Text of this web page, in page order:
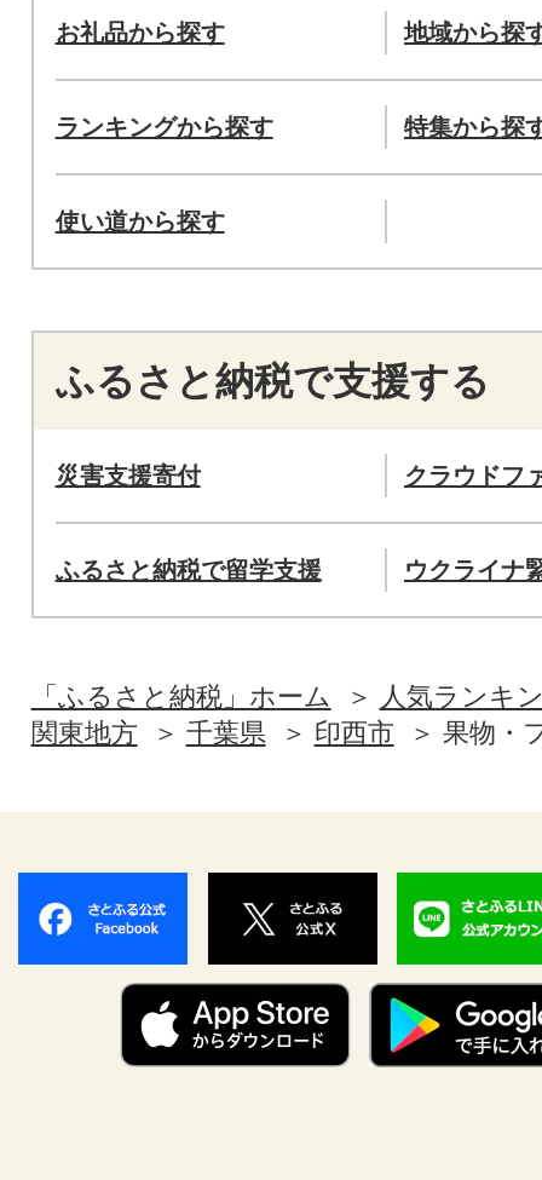
お礼品から探す 地域から探
ランキングから探す 特集から探
使い道から探す
ふるさと納税で支援する
災害支援寄付 クラウドフ
ふるさと納税で留学支援 ウクライナ
「ふるさと納税」ホーム
人気ランキ
関東地方
千葉県 印西市 果物・